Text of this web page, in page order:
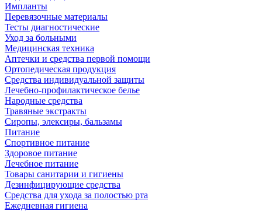
Импланты
Перевязочные материалы
Тесты диагностические
Уход за больными
Медицинская техника
Аптечки и средства первой помощи
Ортопедическая продукция
Средства индивидуальной защиты
Лечебно-профилактическое белье
Народные средства
Травяные экстракты
Сиропы, элексиры, бальзамы
Питание
Спортивное питание
Здоровое питание
Лечебное питание
Товары санитарии и гигиены
Дезинфицирующие средства
Средства для ухода за полостью рта
Ежедневная гигиена